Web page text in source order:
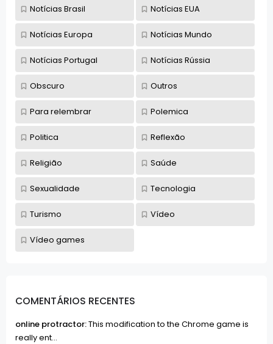
COMENTÁRIOS RECENTES
online protractor:This modification to the Chrome game is
really ent...
Notícias Brasil Notícias EUA
Notícias Europa Notícias Mundo
Notícias Portugal Notícias Rússia
Obscuro Outros
Para relembrar Polemica
Politica Reflexão
Religião Saúde
Sexualidade Tecnologia
Turismo Vídeo
Vídeo games